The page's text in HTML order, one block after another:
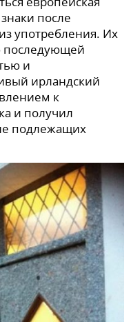
после
употребления. Их
последующей
и
ирландский
к
и получил
подлежащих